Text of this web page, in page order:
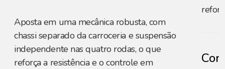
Aposta em uma mecânica robusta, com
chassi separado da carroceria e suspensão
independente nas quatro rodas, o que
reforça a resistência e o controle em